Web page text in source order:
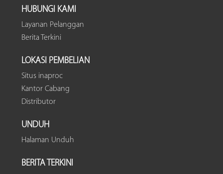
HUBUNGI KAMI
Layanan Pelanggan
Berita Terkini
LOKASI PEMBELIAN
Situs inaproc
Kantor Cabang
Distributor
UNDUH
Halaman Unduh
BERITA TERKINI